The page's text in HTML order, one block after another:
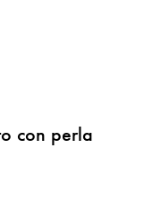
con perla